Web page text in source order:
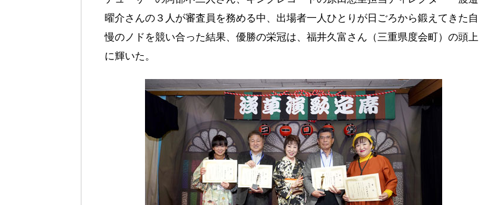
曜介さんの３人が審査員を務める中、出場者一人ひとりが日ごろから鍛えてきた自
慢のノドを競い合った結果、優勝の栄冠は、福井久富さん（三重県度会町）の頭上
に輝いた。